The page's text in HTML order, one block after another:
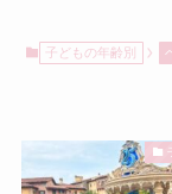
子どもの年齢別